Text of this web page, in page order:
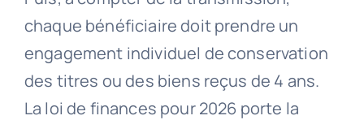
chaque bénéficiaire doit prendre un
engagement individuel de conservation
des titres ou des biens reçus de 4 ans.
La loi de finances pour 2026 porte la